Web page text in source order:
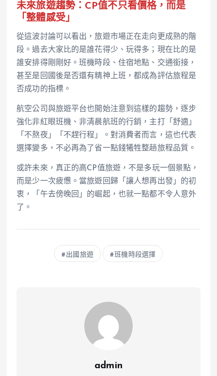
未來旅遊趨勢：CP值不只看價格，而是
「整體感受」
從這波討論可以看出，旅遊市場正在走向更成熟的階
段。過去大家比的是誰花得少、玩得多；現在比的是
誰安排得剛剛好。班機時段、住宿地點、交通銜接，
甚至是回國後是否還有精神上班，都成為評估旅程是
否成功的指標。
航空公司與旅遊平台也開始注意到這樣的趨勢，逐步
強化非紅眼班機、非清晨航班的行銷，主打「舒適」
「不熬夜」「不趕行程」。對消費者而言，這也代表
選擇變多，不必再為了省一點錢犧牲整趟旅程品質。
或許未來，真正的高CP值旅遊，不是多玩一個景點，
而是少一次疲憊。當旅遊回歸「讓人想再出發」的初
衷，「午去傍晚回」的崛起，也就一點都不令人意外
了。
出國旅遊 班機時段選擇
admin